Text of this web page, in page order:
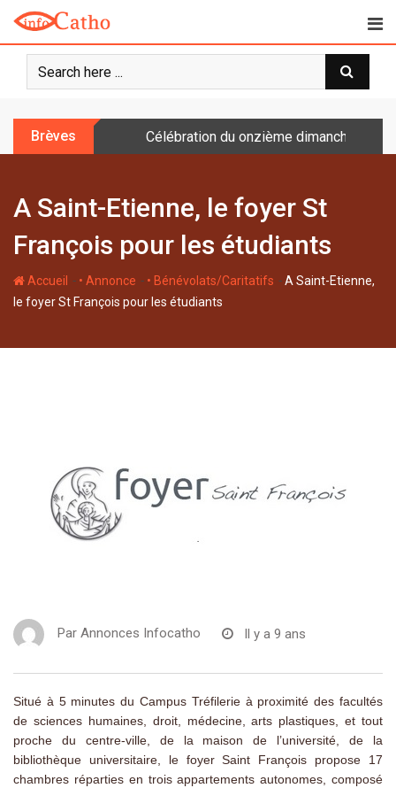
o
Brèves Célébration du onzième dimanche
A Saint-Etienne, le foyer St
François pour les étudiants
Accueil - • Annonce - • Bénévolats/Caritatifs -A Saint-Etienne,
le foyer St François pour les étudiants
Par Annonces Infocatho Il y a 9 ans
Situé à 5 minutes du Campus Tréfilerie à proximité des facultés
de sciences humaines, droit, médecine, arts plastiques, et tout
proche du centre-ville, de la maison de l’université, de la
bibliothèque universitaire, le foyer Saint François propose 17
chambres réparties en trois appartements autonomes, composé